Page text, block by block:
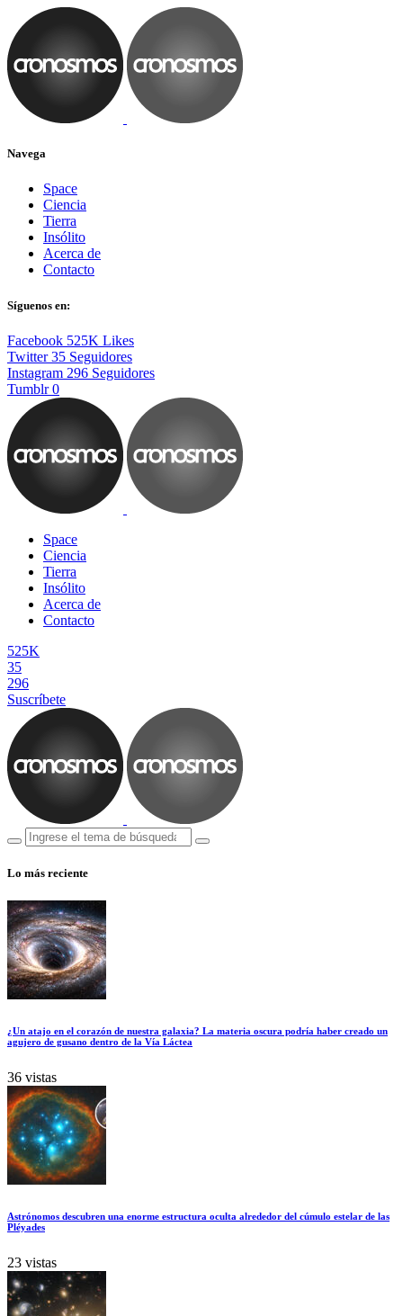
Navega
Space
Ciencia
Tierra
Insólito
Acerca de
Contacto
Síguenos en:
Facebook 525K Likes
Twitter 35 Seguidores
Instagram 296 Seguidores
Tumblr 0
Space
Ciencia
Tierra
Insólito
Acerca de
Contacto
525K
35
296
Suscríbete
Lo más reciente
¿Un atajo en el corazón de nuestra galaxia? La materia oscura podría haber creado un
agujero de gusano dentro de la Vía Láctea
36 vistas
Astrónomos descubren una enorme estructura oculta alrededor del cúmulo estelar de las
Pléyades
23 vistas